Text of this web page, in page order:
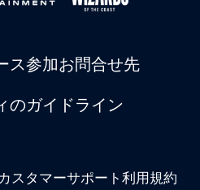
ス参加お問合せ先
のガイドライン
スタマーサポート利用規約